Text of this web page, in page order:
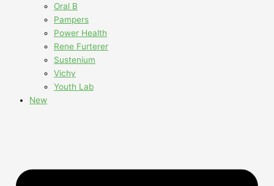
Oral B
Pampers
Power Health
Rene Furterer
Sustenium
Vichy
Youth Lab
New